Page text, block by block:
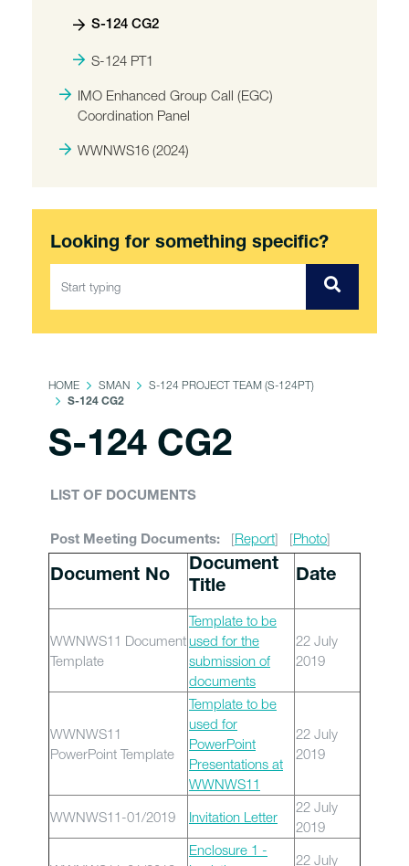
S-124 CG2
S-124 PT1
IMO Enhanced Group Call (EGC)
Coordination Panel
WWNWS16 (2024)
Looking for something specific?
HOME SMAN S-124 PROJECT TEAM (S-124PT)
S-124 CG2
S-124 CG2
LIST OF DOCUMENTS
Post Meeting Documents: [Report] [Photo]
Document No
Document
Title
Date
WWNWS11 Document
Template
Template to be
used for the
submission of
documents
22 July
2019
WWNWS11
PowerPoint Template
Template to be
used for
PowerPoint
Presentations at
WWNWS11
22 July
2019
WWNWS11-01/2019 Invitation Letter
22 July
2019
Enclosure 1 -
22 July